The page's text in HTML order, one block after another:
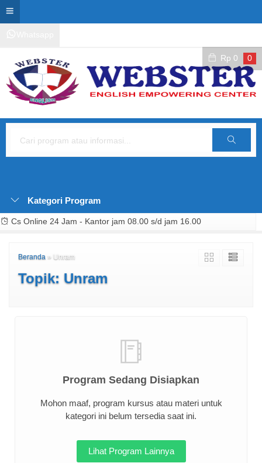
Rp 0 0
Cari
Kategori Program
Cs Online 24 Jam - Kantor jam 08.00 s/d jam 16.00
Beranda » Unram
Topik: Unram
Program Sedang Disiapkan
Mohon maaf, program kursus atau materi untuk
kategori ini belum tersedia saat ini.
Lihat Program Lainnya